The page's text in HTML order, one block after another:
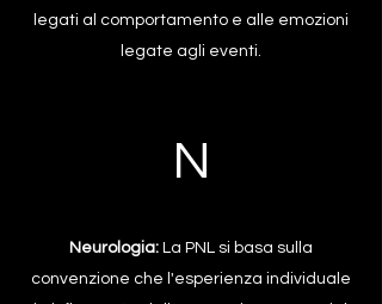
legati al comportamento e alle emozioni
legate agli eventi.
N
Neurologia: La PNL si basa sulla
convenzione che l'esperienza individuale